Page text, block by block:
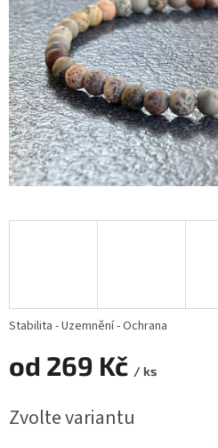
od 269 Kč / ks
cena:
Zvolte variantu
Stabilita - Uzemnění - Ochrana